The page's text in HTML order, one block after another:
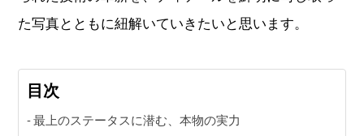
監修者一覧
動画コンテンツ
おすすめコンテンツをGINZA RASINスタッフがご紹介
た写真とともに紐解いていきたいと思います。
目次
最上のステータスに潜む、本物の実力